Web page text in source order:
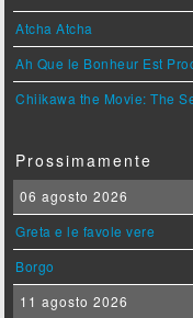
Atcha Atcha
Ah Que le Bonheur Est
Chiikawa the Movie: The
Prossimamente
06 agosto 2026
Greta e le favole vere
Borgo
11 agosto 2026